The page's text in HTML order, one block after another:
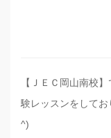
【ＪＥＣ岡山南校
験レッスンをして
^)